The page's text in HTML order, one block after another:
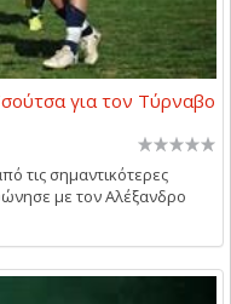
για τον Τύρναβο
τις σημαντικότερες
με τον Αλέξανδρο